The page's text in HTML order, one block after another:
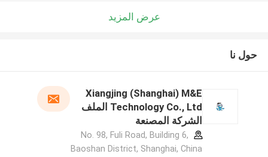
عرض المزيد
حول نا
Xiangjing (Shanghai) M&E
Technology Co., Ltd الملف
الشركة المصنعة
No. 98, Fuli Road, Building 6,
Baoshan District, Shanghai, China